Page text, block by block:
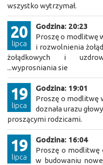
wszystko wytrzymał.
20
lipca
Godzina: 20:23
Proszę o modlitwę
i rozwolnienia
żołądkowych i
...wyprosniania sie
19
lipca
Godzina: 19:01
Proszę o modlitwę
doznała urazu
proszącymi rodzicami.
19
lipca
Godzina: 16:04
Proszę o modlitwę
w budowaniu